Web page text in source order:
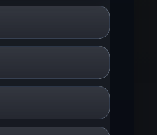
アリーズ ドリーム
ン アイス
ズベリー スイカ /